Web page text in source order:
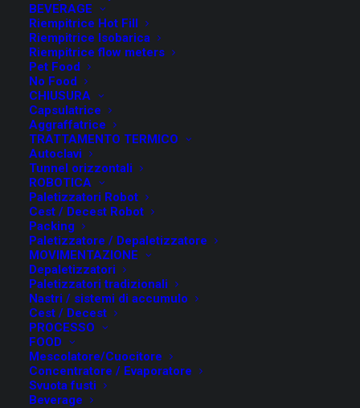
BEVERAGE
Riempitrice Hot Fill
Riempitrice Isobarica
Riempitrice flow meters
Pet Food
No Food
CHIUSURA
Capsulatrice
Aggraffatrice
TRATTAMENTO TERMICO
Autoclavi
Tunnel orizzontali
ROBOTICA
Paletizzatori Robot
Cest / Decest Robot
Packing
Paletizzatore / Depaletizzatore
MOVIMENTAZIONE
Depaletizzatori
Paletizzatori tradizionali
Nastri / sistemi di accumulo
Cest / Decest
PROCESSO
FOOD
Mescolatore/Cuocitore
Concentratore / Evaporatore
Svuota fusti
Beverage
We are pleased to announce , once again , our
partecipation in the
26th to April 29th in Cologne , Germany.
We will be exhibiting our newest machines
integraded with the latest cutting edge
technology.
For more information visit us at our stand
HALL 7.1 STAND D 090 / E 091
Machines exhibited :
Linear Piston Filler Mod. VEGA
Flow Meter Monoblock
Rinser+Filler+Capper Mod. Filltronic